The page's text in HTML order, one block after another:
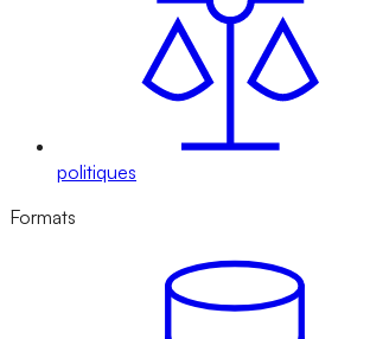
politiques
Formats